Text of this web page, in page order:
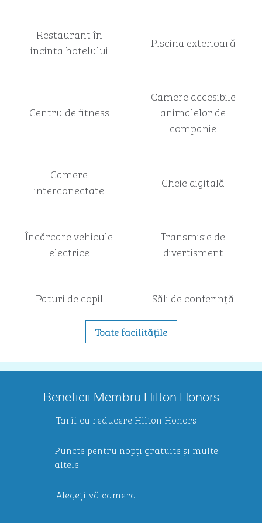
Restaurant în
incinta hotelului
Piscina exterioară
Centru de fitness
Camere accesibile
animalelor de
companie
Camere
interconectate
Cheie digitală
Încărcare vehicule
electrice
Transmisie de
divertisment
Paturi de copil Săli de conferință
Toate facilitățile
Beneficii Membru Hilton Honors
Tarif cu reducere Hilton Honors
Puncte pentru nopți gratuite și multe
altele
Alegeți-vă camera